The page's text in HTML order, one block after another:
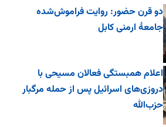
دو قرن حضور: روایت فراموش‌شده
جامعۀ ارمنی کابل
اعلام همبستگی فعالان مسیحی با
دروزی‌های اسرائیل پس از حمله مرگبار
حزب‌الله